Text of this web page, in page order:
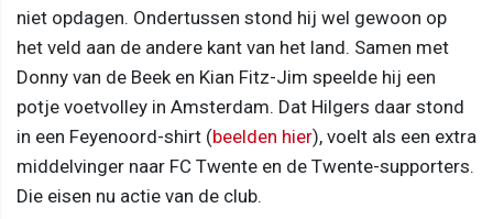
niet opdagen. Ondertussen stond hij wel gewoon op
het veld aan de andere kant van het land. Samen met
Donny van de Beek en Kian Fitz-Jim speelde hij een
potje voetvolley in Amsterdam. Dat Hilgers daar stond
in een Feyenoord-shirt (beelden hier), voelt als een extra
middelvinger naar FC Twente en de Twente-supporters.
Die eisen nu actie van de club.